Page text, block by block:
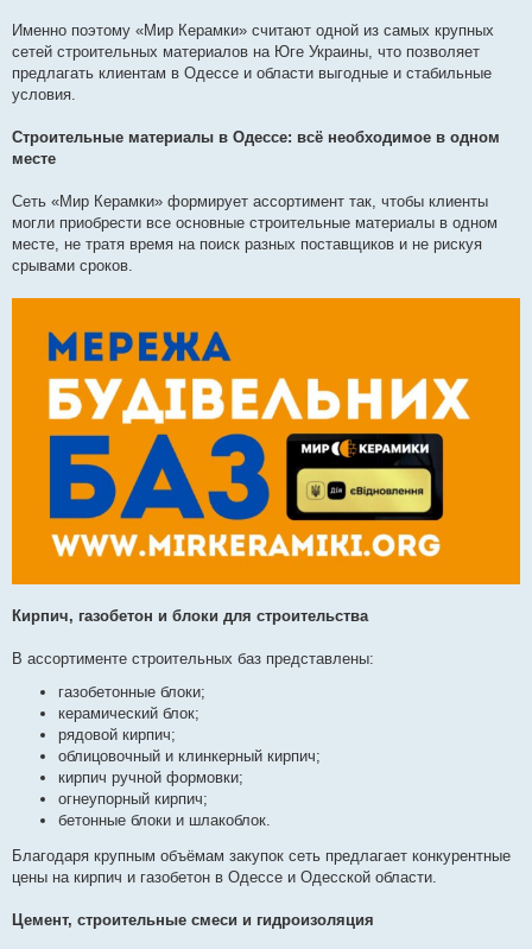
Именно поэтому «Мир Керамки» считают одной из самых крупных
сетей строительных материалов на Юге Украины, что позволяет
предлагать клиентам в Одессе и области выгодные и стабильные
условия.
Строительные материалы в Одессе: всё необходимое в одном
месте
Сеть «Мир Керамки» формирует ассортимент так, чтобы клиенты
могли приобрести все основные строительные материалы в одном
месте, не тратя время на поиск разных поставщиков и не рискуя
срывами сроков.
Кирпич, газобетон и блоки для строительства
В ассортименте строительных баз представлены:
газобетонные блоки;
керамический блок;
рядовой кирпич;
облицовочный и клинкерный кирпич;
кирпич ручной формовки;
огнеупорный кирпич;
бетонные блоки и шлакоблок.
Благодаря крупным объёмам закупок сеть предлагает конкурентные
цены на кирпич и газобетон в Одессе и Одесской области.
Цемент, строительные смеси и гидроизоляция